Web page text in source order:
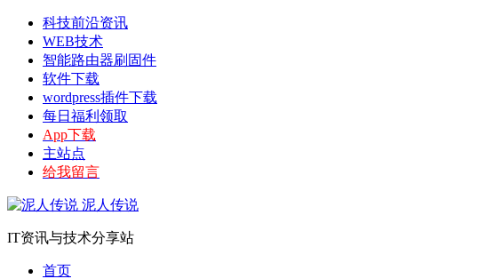
科技前沿资讯
WEB技术
智能路由器刷固件
软件下载
wordpress插件下载
每日福利领取
App下载
主站点
给我留言
泥人传说
IT资讯与技术分享站
首页